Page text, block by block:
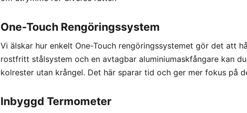
One-Touch Rengöringssystem
Vi älskar hur enkelt One-Touch rengöringssystemet gör det att
rostfritt stålsystem och en avtagbar aluminiumaskfångare kan
kolrester utan krångel. Det här sparar tid och ger mer fokus på
Inbyggd Termometer